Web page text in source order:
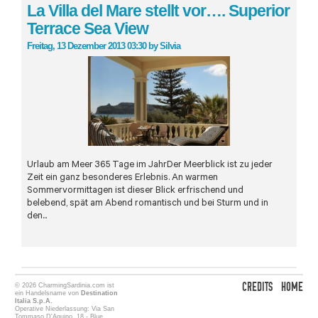
La Villa del Mare stellt vor…. Superior
Terrace Sea View
Freitag, 13 Dezember 2013 03:30 bySilvia
Urlaub am Meer 365 Tage im JahrDer Meerblick ist zu jeder
Zeit ein ganz besonderes Erlebnis. An warmen
Sommervormittagen ist dieser Blick erfrischend und
belebend, spät am Abend romantisch und bei Sturm und in
den...
© 2026 CharmingSardinia.com ist
ein Handelsname von Destination
Italia S.p.A.
Operative Niederlassung: Via San
CREDITS HOME